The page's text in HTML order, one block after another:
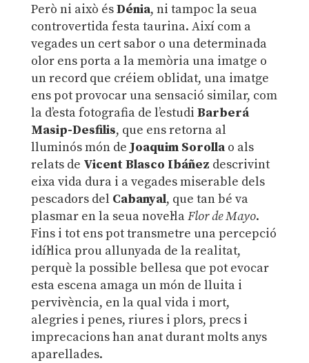
Però ni això ésDénia, ni tampoc la seua
controvertida festa taurina. Així com a
vegades un cert sabor o una determinada
olor ens porta a la memòria una imatge o
un record que créiem oblidat, una imatge
ens pot provocar una sensació similar, com
la d’esta fotografia de l’estudi Barberá
Masip-Desfilis, que ens retorna al
lluminós món de Joaquim Sorollao als
relats de Vicent Blasco Ibáñez descrivint
eixa vida dura i a vegades miserable dels
pescadors del Cabanyal, que tan bé va
plasmar en la seua novel·laFlor de Mayo.
Fins i tot ens pot transmetre una percepció
idíl·lica prou allunyada de la realitat,
perquè la possible bellesa que pot evocar
esta escena amaga un món de lluita i
pervivència, en la qual vida i mort,
alegries i penes, riures i plors, precs i
imprecacions han anat durant molts anys
aparellades.